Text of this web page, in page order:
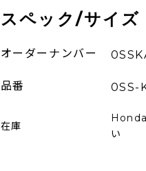
在庫
Honda
い
スペック/サイズ
オーダーナンバー
品番 0SS-